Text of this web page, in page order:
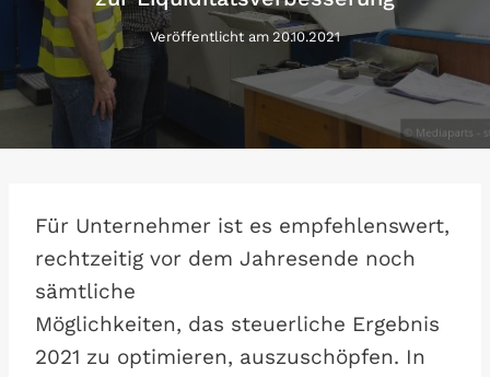
Veröffentlicht am 20.10.2021
Für Unternehmer ist es empfehlenswert,
rechtzeitig vor dem Jahresende noch
sämtliche
Möglichkeiten, das steuerliche Ergebnis
2021 zu optimieren, auszuschöpfen. In